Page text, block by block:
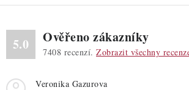
5.0 Ověřeno zákazníky
7408 recenzí. Zobrazit všechny
Veronika Gazurova